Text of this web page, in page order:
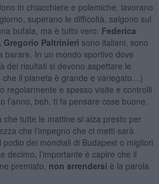
in chiacchiere e polemiche, lavorano
superano le difficoltà, salgono sul
bufala, ma è tutto vero: Federica
Gregorio Paltrinieri sono italiani, sono
barare. In un mondo sportivo dove
dei risultati si devono aspettare le
che il pianeta è grande e variegato…)
regolarmente e spesso visite e controlli
l’anno, beh, ti fa pensare cose buone.
che tutte le mattine si alza presto per
che l’impegno che ci metti sarà
dei mondiali di Budapest o migliori
decimo, l’importante è capire che il
premiato, non arrendersi è la parola